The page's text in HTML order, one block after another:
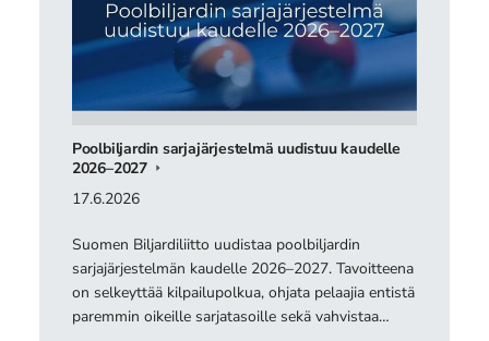
Poolbiljardin sarjajärjestelmä uudistuu kaudelle
2026–2027
17.6.2026
Suomen Biljardiliitto uudistaa poolbiljardin
sarjajärjestelmän kaudelle 2026–2027. Tavoitteena
on selkeyttää kilpailupolkua, ohjata pelaajia entistä
paremmin oikeille sarjatasoille sekä vahvistaa…